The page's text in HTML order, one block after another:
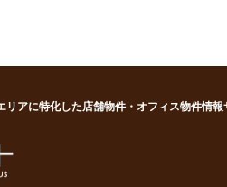
リアに特化した店舗物件・オフィス物件情報